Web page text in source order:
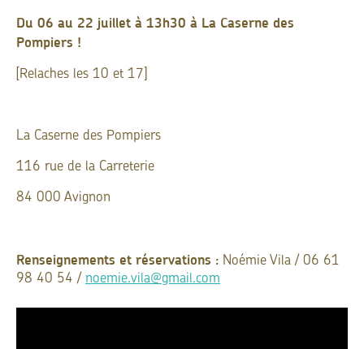
Du 06 au 22 juillet à 13h30 à La Caserne des
Pompiers !
[Relaches les 10 et 17]
La Caserne des Pompiers
116 rue de la Carreterie
84 000 Avignon
Renseignements et réservations : Noémie Vila / 06 61
98 40 54 / noemie.vila@gmail.com